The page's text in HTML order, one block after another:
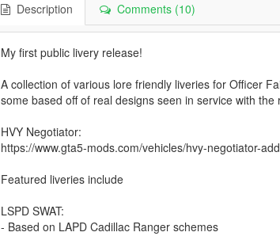
Description Comments (10)
My first public livery release!
A collection of various lore friendly liveries for Officer
some based off of real designs seen in service with the
HVY Negotiator:
https://www.gta5-mods.com/vehicles/hvy-negotiator-
Featured liveries include
LSPD SWAT:
- Based on LAPD Cadillac Ranger schemes